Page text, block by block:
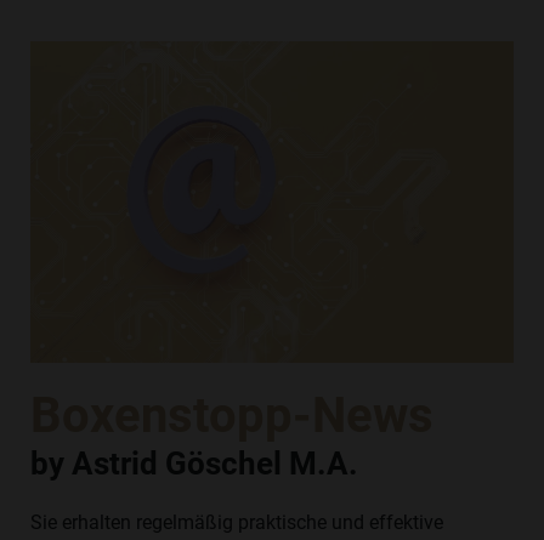
by Astrid Göschel M.A.
Sie erhalten regelmäßig praktische und effektive